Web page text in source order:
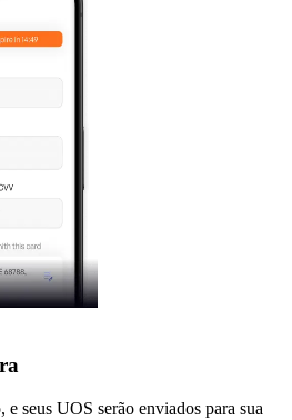
e seus UOS serão enviados para sua